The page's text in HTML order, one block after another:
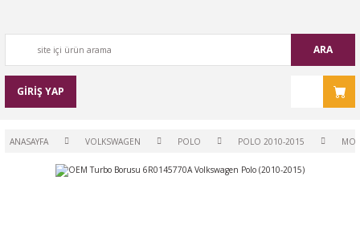
ARA
GİRİŞ YAP
ANASAYFA VOLKSWAGEN POLO POLO 2010-2015